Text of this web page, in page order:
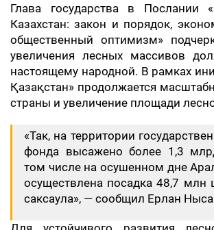
Глава государства в Послании
Казахстан: закон и порядок,
общественный оптимизм»
увеличения лесных массивов
настоящему народной. В рамках
Қазақстан» продолжается
страны и увеличение площади
«Так, на территории
фонда высажено более 1,3
том числе на осушенном дне
осуществлена посадка 48,7 млн
саксаула», — сообщил Ерлан